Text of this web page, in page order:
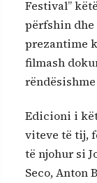
Festival”
përfshin dhe
prezantime
filmash
Edicioni i
viteve të tij,
të njohur si
Seco, Anton